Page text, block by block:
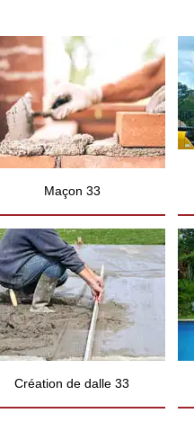
Maçon 33
Création de dalle 33